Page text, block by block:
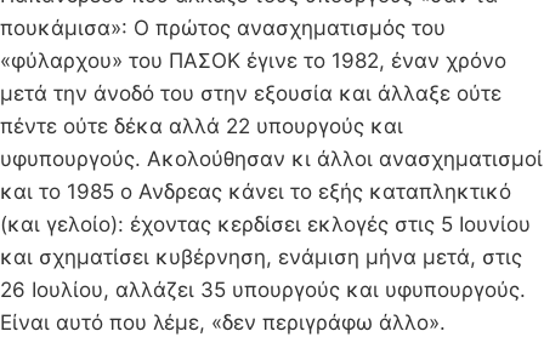
πουκάμισα»: Ο πρώτος ανασχηματισμός του
«φύλαρχου» του ΠΑΣΟΚ έγινε το 1982, έναν χρόνο
μετά την άνοδό του στην εξουσία και άλλαξε ούτε
πέντε ούτε δέκα αλλά 22 υπουργούς και
υφυπουργούς. Ακολούθησαν κι άλλοι ανασχηματισμοί
και το 1985 ο Ανδρεας κάνει το εξής καταπληκτικό
(και γελοίο): έχοντας κερδίσει εκλογές στις 5 Ιουνίου
και σχηματίσει κυβέρνηση, ενάμιση μήνα μετά, στις
26 Ιουλίου, αλλάζει 35 υπουργούς και υφυπουργούς.
Είναι αυτό που λέμε, «δεν περιγράφω άλλο».